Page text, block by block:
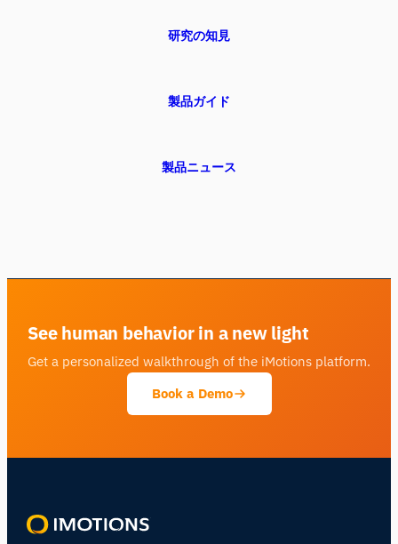
研究の知見
製品ガイド
製品ニュース
See human behavior in a new light
Get a personalized walkthrough of the iMotions platform.
Book a Demo